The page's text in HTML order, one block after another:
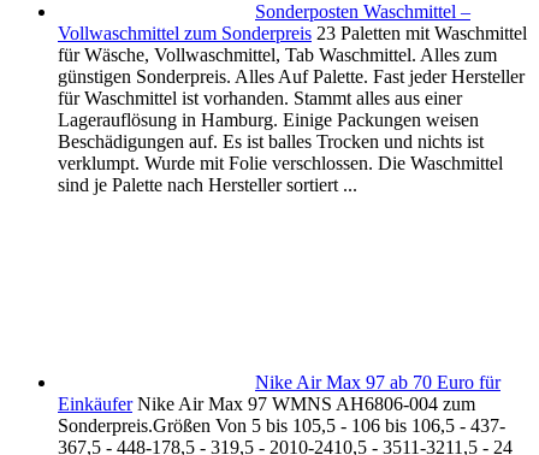
Sonderposten Waschmittel –
Vollwaschmittel zum Sonderpreis 23 Paletten mit Waschmittel
für Wäsche, Vollwaschmittel, Tab Waschmittel. Alles zum
günstigen Sonderpreis. Alles Auf Palette. Fast jeder Hersteller
für Waschmittel ist vorhanden. Stammt alles aus einer
Lagerauflösung in Hamburg. Einige Packungen weisen
Beschädigungen auf. Es ist balles Trocken und nichts ist
verklumpt. Wurde mit Folie verschlossen. Die Waschmittel
sind je Palette nach Hersteller sortiert ...
Nike Air Max 97 ab 70 Euro für
Einkäufer Nike Air Max 97 WMNS AH6806-004 zum
Sonderpreis.Größen Von 5 bis 105,5 - 106 bis 106,5 - 437-
367,5 - 448-178,5 - 319,5 - 2010-2410,5 - 3511-3211,5 - 24